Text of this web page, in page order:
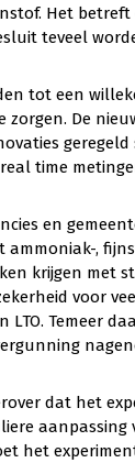
Het betreft
teveel
tot een
zorgen. De
time
en
ammoniak-,
krijgen met
voor
LTO. Temeer
dat het
het